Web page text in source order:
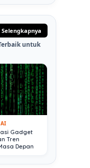
Selengkapnya
untuk
Gadget
Tren
Depan